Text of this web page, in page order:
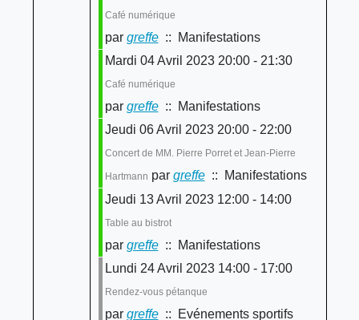
Café numérique
par greffe:: Manifestations
Mardi 04 Avril 2023 20:00 - 21:30
Café numérique
par greffe:: Manifestations
Jeudi 06 Avril 2023 20:00 - 22:00
Concert de MM. Pierre Porret et Jean-Pierre
Hartmann par greffe:: Manifestations
Jeudi 13 Avril 2023 12:00 - 14:00
Table au bistrot
par greffe:: Manifestations
Lundi 24 Avril 2023 14:00 - 17:00
Rendez-vous pétanque
par greffe:: Evénements sportifs